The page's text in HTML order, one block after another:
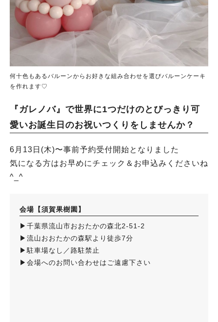
何十色もあるバルーンからお好きな組み合わせを選びバルーンケーキ
を作れます♡
『ガレノバ』で世界に1つだけのとびっきり可
愛いお誕生日のお祝いつくりをしませんか？
6月13日(木)〜事前予約受付開始となりました
気になる方はお早めにチェック＆お申込みくださいね
^_^
会場【須賀果樹園】
▶︎千葉県流山市おおたかの森北2-51-2
▶︎流山おおたかの森駅より徒歩7分
▶︎駐車場なし／路駐禁止
▶︎会場へのお問い合わせはご遠慮下さい